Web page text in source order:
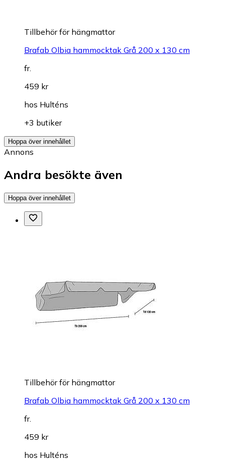
Tillbehör för hängmattor
Brafab Olbia hammocktak Grå 200 x 130 cm
fr.
459 kr
hos Hulténs
+3 butiker
Hoppa över innehållet
Annons
Andra besökte även
Hoppa över innehållet
Tillbehör för hängmattor
Brafab Olbia hammocktak Grå 200 x 130 cm
fr.
459 kr
hos Hulténs